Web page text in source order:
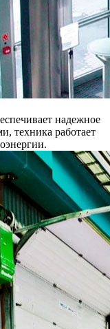
надежное
техника работает